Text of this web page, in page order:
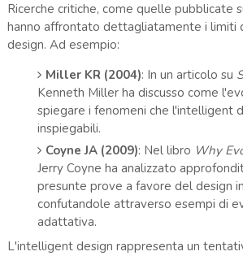
Ricerche critiche, come quelle pubblicate
hanno affrontato dettagliatamente i limiti
design. Ad esempio:
Miller KR (2004): In un articolo su
Kenneth Miller ha discusso come
spiegare i fenomeni che l'intelligent
inspiegabili.
Coyne JA (2009): Nel libro Why
Jerry Coyne ha analizzato
presunte prove a favore del design
confutandole attraverso esempi di
adattativa.
L'intelligent design rappresenta un